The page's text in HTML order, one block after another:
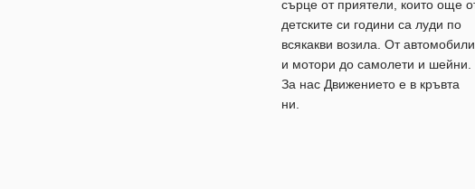
сърце от приятели, които още
детските си години са луди по
всякакви возила. От автомобили
и мотори до самолети и шейни.
За нас Движението е в кръвта
ни.